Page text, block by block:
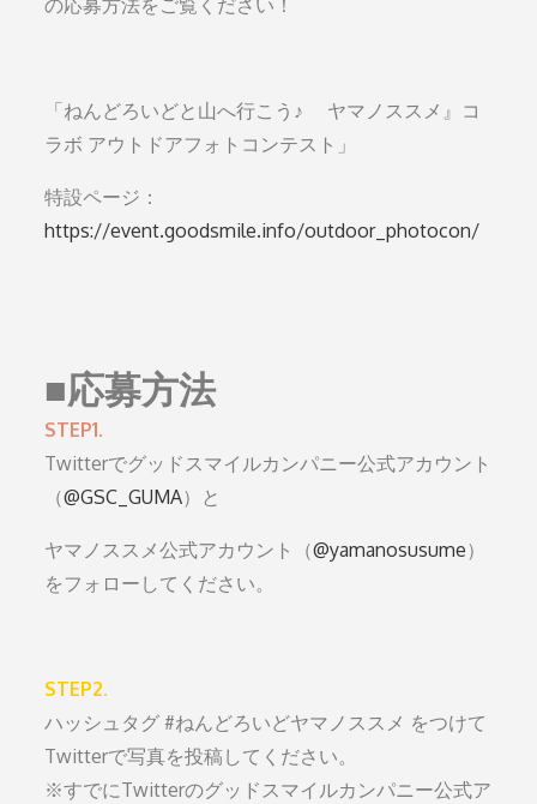
の応募方法をご覧ください！
「ねんどろいどと山へ行こう♪ ヤマノススメ』コ
ラボ アウトドアフォトコンテスト」
特設ページ：
https://event.goodsmile.info/outdoor_photocon/
■応募方法
STEP1.
Twitterでグッドスマイルカンパニー公式アカウント
（@GSC_GUMA）と
ヤマノススメ公式アカウント（@yamanosusume）
をフォローしてください。
STEP2.
ハッシュタグ #ねんどろいどヤマノススメ をつけて
Twitterで写真を投稿してください。
※すでにTwitterのグッドスマイルカンパニー公式ア